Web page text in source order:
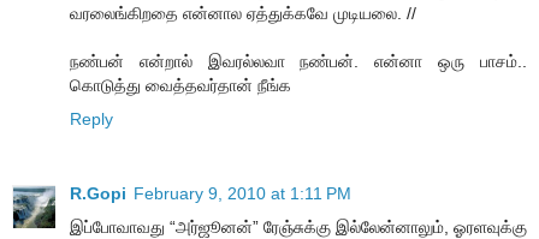
வரலைங்கிறதை என்னால ஏத்துக்கவே முடியலை. //
நண்பன் என்றால் இவரல்லவா நண்பன். என்னா ஒரு பாசம்..
கொடுத்து வைத்தவர்தான் நீங்க
Reply
R.Gopi February 9, 2010 at 1:11 PM
இப்போவாவது “அர்ஜூனன்” ரேஞ்சுக்கு இல்லேன்னாலும், ஓரளவுக்கு